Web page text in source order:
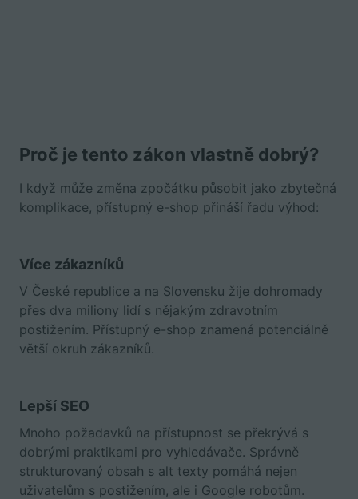
Proč je tento zákon vlastně dobrý?
I když může změna zpočátku působit jako zbytečná
komplikace, přístupný e-shop přináší řadu výhod:
Více zákazníků
V České republice a na Slovensku žije dohromady
přes dva miliony lidí s nějakým zdravotním
postižením. Přístupný e-shop znamená potenciálně
větší okruh zákazníků.
Lepší SEO
Mnoho požadavků na přístupnost se překrývá s
dobrými praktikami pro vyhledávače. Správně
strukturovaný obsah s alt texty pomáhá nejen
uživatelům s postižením, ale i Google robotům.